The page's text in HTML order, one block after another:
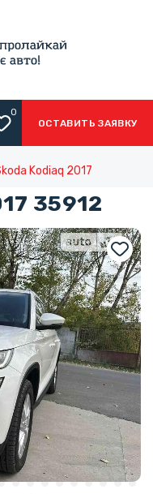
0
ОСТАВИТЬ ЗАЯВКУ
Kodiaq 2017
35912